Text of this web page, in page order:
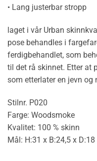
• Lang justerbar stropp
laget i vår Urban
pose behandles i
ferdigbehandlet, som
til det rå skinnet. Etter at
som etterlater en jevn og
Stilnr. P020
Farge: Woodsmoke
Kvalitet: 100 % skinn
Mål: H:31 x B:24,5 x D:18